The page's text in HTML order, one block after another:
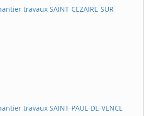
travaux SAINT-CEZAIRE-SUR-
travaux SAINT-PAUL-DE-VENCE